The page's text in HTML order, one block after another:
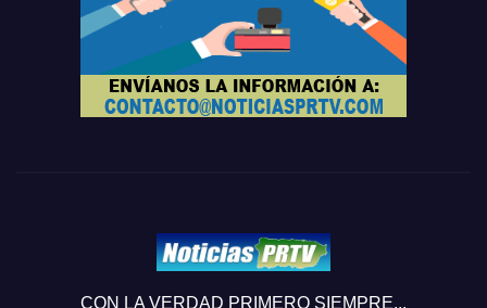
CON LA VERDAD PRIMERO SIEMPRE...